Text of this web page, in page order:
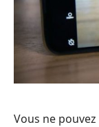
Vous ne